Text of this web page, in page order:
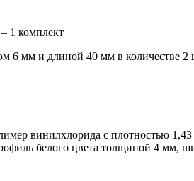
1 комплект
6 мм и длиной 40 мм в количестве 2
винилхлорида с плотностью
белого цвета толщиной 4 мм,